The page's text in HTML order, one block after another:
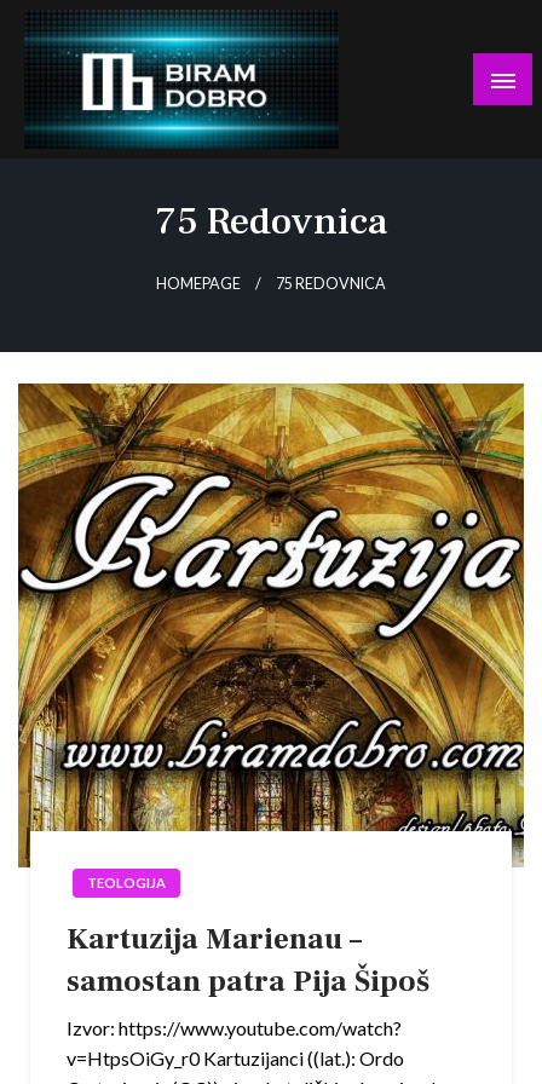
Skip
content
75 Redovnica
HOMEPAGE 75 REDOVNICA
TEOLOGIJA
Kartuzija Marienau –
samostan patra Pija Šipoš
Izvor: https://www.youtube.com/watch?
v=HtpsOiGy_r0 Kartuzijanci ((lat.): Ordo